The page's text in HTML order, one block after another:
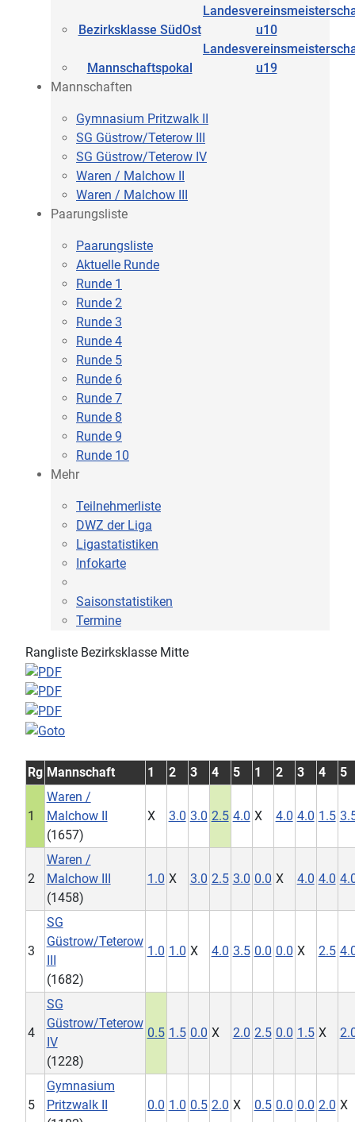
Bezirksklasse SüdOst
u10
Mannschaftspokal
u19
Mannschaften
Gymnasium Pritzwalk II
SG Güstrow/Teterow III
SG Güstrow/Teterow IV
Waren / Malchow II
Waren / Malchow III
Paarungsliste
Paarungsliste
Aktuelle Runde
Runde 1
Runde 2
Runde 3
Runde 4
Runde 5
Runde 6
Runde 7
Runde 8
Runde 9
Runde 10
Mehr
Teilnehmerliste
DWZ der Liga
Ligastatistiken
Infokarte
Saisonstatistiken
Termine
Rangliste Bezirksklasse Mitte
Rg Mannschaft 1 2 3 4 5 1 2 3 4 5
1
Waren /
Malchow II
(1657)
X 3.0 3.0 2.5 4.0 X 4.0 4.0 1.5
2
Waren /
Malchow III
(1458)
1.0 X 3.0 2.5 3.0 0.0 X 4.0 4.0
3
SG
Güstrow/Teterow
III
(1682)
1.0 1.0 X 4.0 3.5 0.0 0.0 X 2.5
4
SG
Güstrow/Teterow
IV
(1228)
0.5 1.5 0.0 X 2.0 2.5 0.0 1.5 X
5
Gymnasium
Pritzwalk II
0.0 1.0 0.5 2.0 X 0.5 0.0 0.0 2.0 X